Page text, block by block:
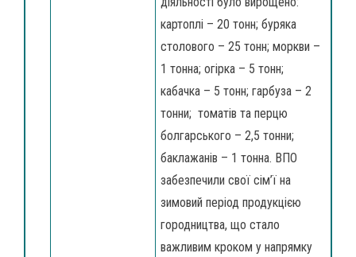
картоплі – 20 тонн; буряка
столового – 25 тонн; моркви –
1 тонна; огірка – 5 тонн;
кабачка – 5 тонн; гарбуза – 2
тонни; томатів та перцю
болгарського – 2,5 тонни;
баклажанів – 1 тонна. ВПО
забезпечили свої сім’ї на
зимовий період продукцією
городництва, що стало
важливим кроком у напрямку